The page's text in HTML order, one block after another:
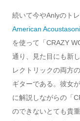
続いて今やAnlyのト
American
を使って「CRAZY
通り、見た目にも新
レクトリックの両方
ギターである。彼女
に解説しながらの「
のできないとても貴